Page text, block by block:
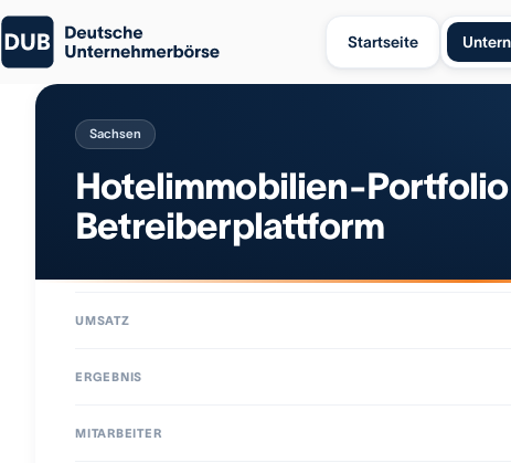
Startseite
Sachsen
Hotelimmobilien-
Betreiberplattform
UMSATZ
ERGEBNIS
MITARBEITER